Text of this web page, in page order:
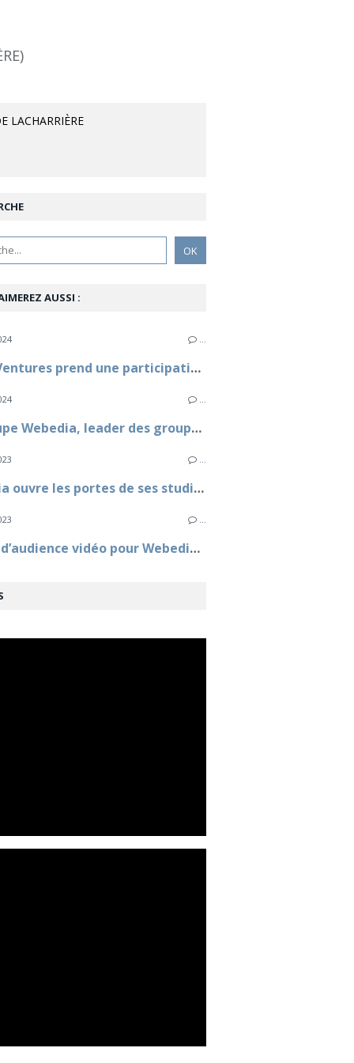
LACHARRIÈRE
AUSSI :
…
Aglaé Ventures prend une participation au capital de Webedia aux côtés de Fimalac
…
Le groupe Webedia, leader des groupes médias sur la vidéo sociale en France
…
Webedia ouvre les portes de ses studios au grand public le samedi 23 septembre 2023
…
Record d’audience vidéo pour Webedia selon médiamétrie/netratings